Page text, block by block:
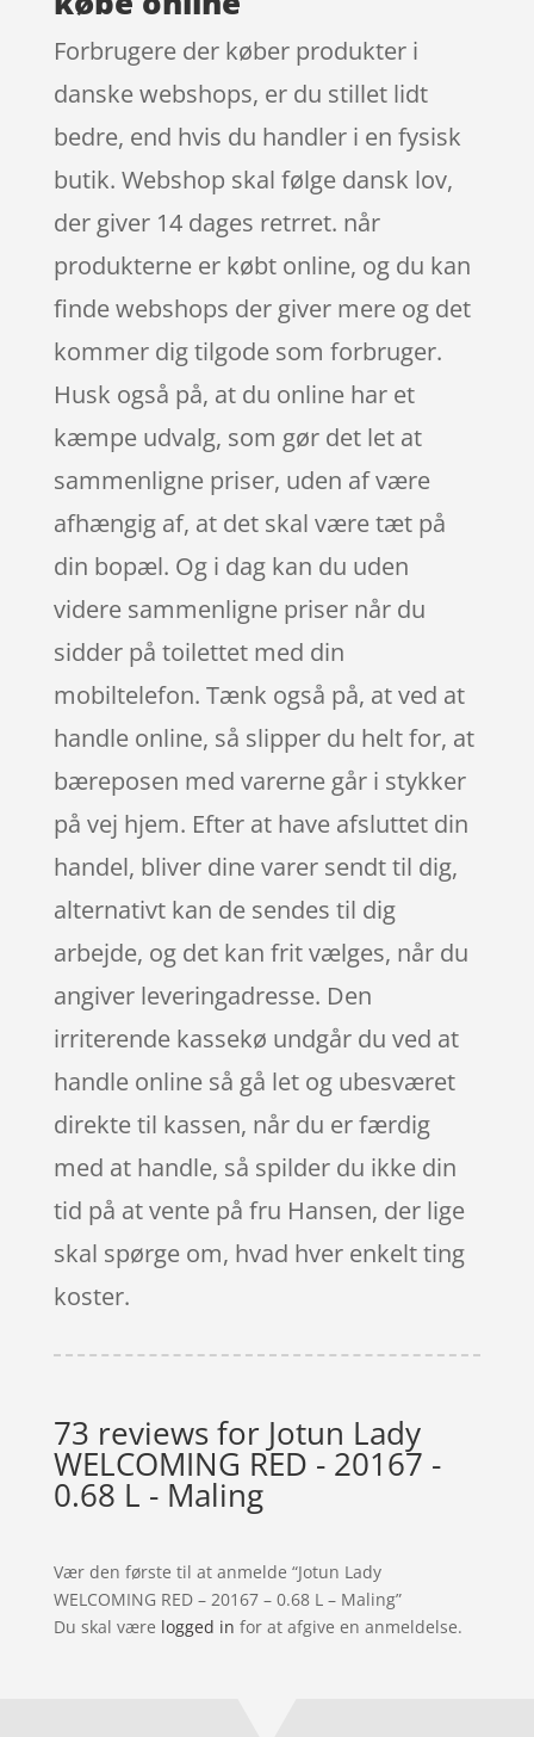
Forbrugere der køber produkter i
danske webshops, er du stillet lidt
bedre, end hvis du handler i en fysisk
butik. Webshop skal følge dansk lov,
der giver 14 dages retrret. når
produkterne er købt online, og du kan
finde webshops der giver mere og det
kommer dig tilgode som forbruger.
Husk også på, at du online har et
kæmpe udvalg, som gør det let at
sammenligne priser, uden af være
afhængig af, at det skal være tæt på
din bopæl. Og i dag kan du uden
videre sammenligne priser når du
sidder på toilettet med din
mobiltelefon. Tænk også på, at ved at
handle online, så slipper du helt for, at
bæreposen med varerne går i stykker
på vej hjem. Efter at have afsluttet din
handel, bliver dine varer sendt til dig,
alternativt kan de sendes til dig
arbejde, og det kan frit vælges, når du
angiver leveringadresse. Den
irriterende kassekø undgår du ved at
handle online så gå let og ubesværet
direkte til kassen, når du er færdig
med at handle, så spilder du ikke din
tid på at vente på fru Hansen, der lige
skal spørge om, hvad hver enkelt ting
koster.
73 reviews for Jotun Lady
WELCOMING RED - 20167 -
0.68 L - Maling
Vær den første til at anmelde “Jotun Lady
WELCOMING RED – 20167 – 0.68 L – Maling”
Du skal være logged in for at afgive en anmeldelse.